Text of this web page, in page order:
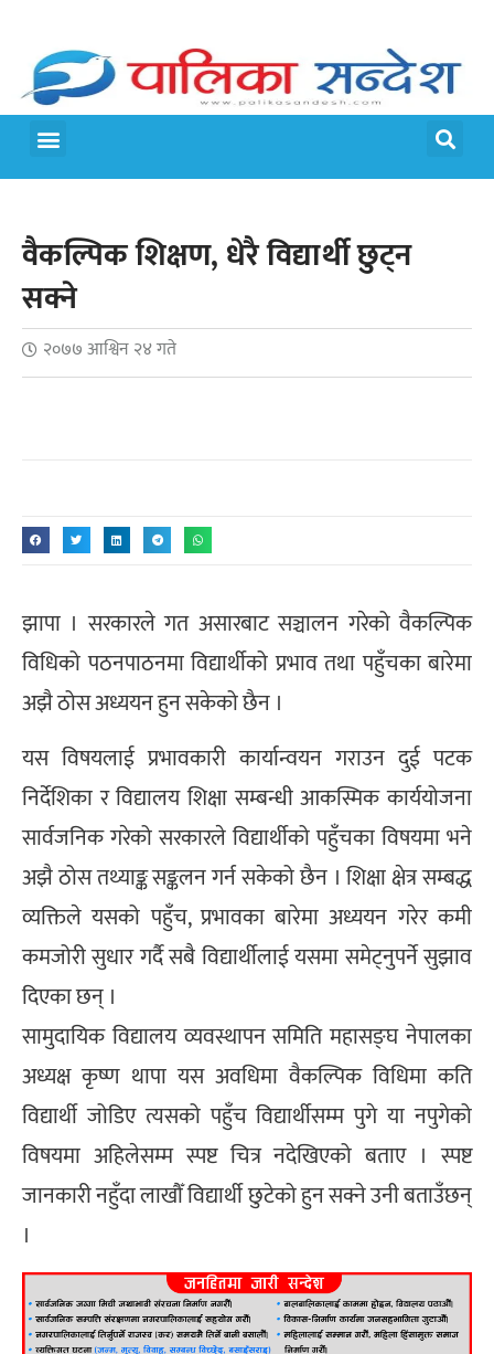
वैकल्पिक शिक्षण, धेरै विद्यार्थी छुट्न
सक्ने
२०७७ आश्विन २४ गते
झापा । सरकारले गत असारबाट सञ्चालन गरेको वैकल्पिक
विधिको पठनपाठनमा विद्यार्थीको प्रभाव तथा पहुँचका बारेमा
अझै ठोस अध्ययन हुन सकेको छैन ।
यस विषयलाई प्रभावकारी कार्यान्वयन गराउन दुई पटक
निर्देशिका र विद्यालय शिक्षा सम्बन्धी आकस्मिक कार्ययोजना
सार्वजनिक गरेको सरकारले विद्यार्थीको पहुँचका विषयमा भने
अझै ठोस तथ्याङ्क सङ्कलन गर्न सकेको छैन । शिक्षा क्षेत्र सम्बद्ध
व्यक्तिले यसको पहुँच, प्रभावका बारेमा अध्ययन गरेर कमी
कमजोरी सुधार गर्दै सबै विद्यार्थीलाई यसमा समेट्नुपर्ने सुझाव
दिएका छन् ।
सामुदायिक विद्यालय व्यवस्थापन समिति महासङ्घ नेपालका
अध्यक्ष कृष्ण थापा यस अवधिमा वैकल्पिक विधिमा कति
विद्यार्थी जोडिए त्यसको पहुँच विद्यार्थीसम्म पुगे या नपुगेको
विषयमा अहिलेसम्म स्पष्ट चित्र नदेखिएको बताए । स्पष्ट
जानकारी नहुँदा लाखौँ विद्यार्थी छुटेको हुन सक्ने उनी बताउँछन्
।